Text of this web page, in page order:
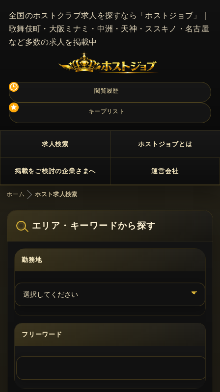
全国のホストクラブ求人を探すなら「ホストジョブ」｜
歌舞伎町・大阪ミナミ・中洲・天神・ススキノ・名古屋
など多数の求人を掲載中
閲覧履歴
キープリスト
求人検索 ホストジョブとは
掲載をご検討の企業さまへ 運営会社
ホーム ホスト求人検索
エリア・キーワードから探す
勤務地
フリーワード